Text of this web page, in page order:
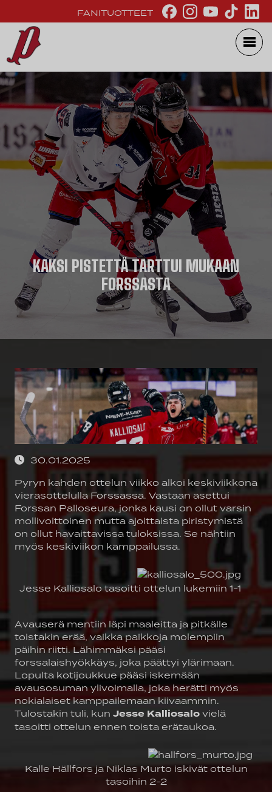
FANITUOTTEET
KAKSI PISTETTÄ TARTTUI MUKAAN
FORSSASTA
30.01.2025
Pyryn kahden ottelun viikko alkoi keskiviikkona
vierasottelulla Forssassa. Vastaan asettui
Forssan Palloseura, jonka kausi on ollut varsin
mollivoittoinen mutta ajoittaista piristymistä
on ollut havaittavissa tuloksissa. Se nähtiin
myös keskiviikon kamppailussa.
Jesse Kalliosalo tasoitti ottelun lukemiin 1-1
Avauserä mentiin läpi maaleitta ja pitkälle
toistakin erää, vaikka paikkoja molempiin
päihin riitti. Lähimmäksi pääsi
forssalaishyökkäys, joka päättyi ylärimaan.
Lopulta kotijoukkue pääsi iskemään
avausosuman ylivoimalla, joka herätti myös
nokialaiset kamppailemaan kiivaammin.
Tulostakin tuli, kun Jesse Kalliosalo vielä
tasoitti ottelun ennen toista erätaukoa.
Kalle Hällfors ja Niklas Murto iskivät ottelun
tasoihin 2-2